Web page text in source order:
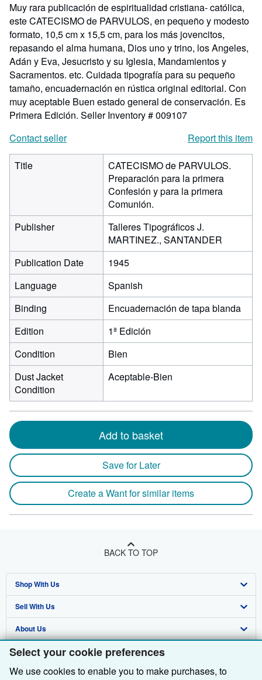
Select your cookie preferences
We use cookies to enable you to make purchases, to
Muy rara publicación de espiritualidad cristiana- católica,
este CATECISMO de PARVULOS, en pequeño y modesto
formato, 10,5 cm x 15,5 cm, para los más jovencitos,
repasando el alma humana, Dios uno y trino, los Angeles,
Adán y Eva, Jesucristo y su Iglesia, Mandamientos y
Sacramentos. etc. Cuidada tipografía para su pequeño
tamaño, encuadernación en rústica original editorial. Con
muy aceptable Buen estado general de conservación. Es
Primera Edición. Seller Inventory # 009107
Contact seller
Report this item
Title
CATECISMO de PARVULOS.
Preparación para la primera
Confesión y para la primera
Comunión.
Publisher
Talleres Tipográficos J.
MARTINEZ., SANTANDER
Publication Date
1945
Language
Spanish
Binding
Encuadernación de tapa blanda
Edition
1ª Edición
Condition
Bien
Dust Jacket
Condition
Aceptable-Bien
Add to basket
Save for Later
Create a Want for similar items
BACK TO TOP
Shop With Us
Advanced Search
Browse Collections
My Account
My Orders
Sell With Us
Start Selling
Join Our Affiliate Programme
Book Buyback
About Us
About AbeBooks
Media
Find Help
Help
Other AbeBooks Companies